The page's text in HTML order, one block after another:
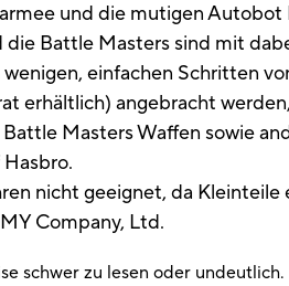
und die mutigen Autobot
Battle Masters sind mit
einfachen Schritten
erhältlich) angebracht
Masters Waffen sowie
nicht geeignet, da Kleinteile
Company, Ltd.
schwer zu lesen oder